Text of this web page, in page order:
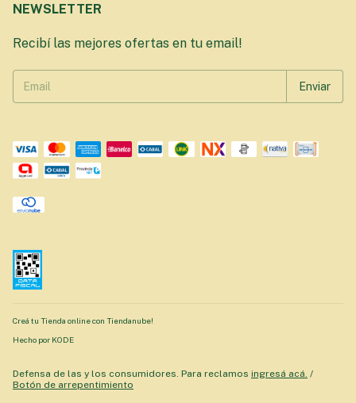
NEWSLETTER
Recibí las mejores ofertas en tu email!
Creá tu Tienda online con Tiendanube!
Hecho por KODE
Defensa de las y los consumidores. Para reclamos ingresá acá. /
Botón de arrepentimiento